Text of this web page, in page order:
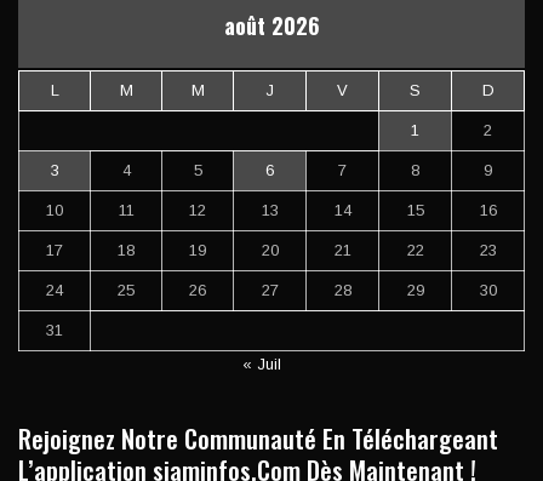
août 2026
L M M J V S D
1 2
3 4 5 6 7 8 9
10 11 12 13 14 15 16
17 18 19 20 21 22 23
24 25 26 27 28 29 30
31
« Juil
Rejoignez Notre Communauté En Téléchargeant
L’application siaminfos.Com Dès Maintenant !